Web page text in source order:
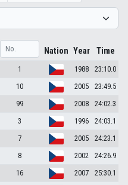
Nation Year Time
1 1988
23:10.0
10 2005
23:49.5
99 2008
24:02.3
3 1996
24:03.1
7 2005
24:23.1
8 2002
24:26.9
16 2007
25:30.1